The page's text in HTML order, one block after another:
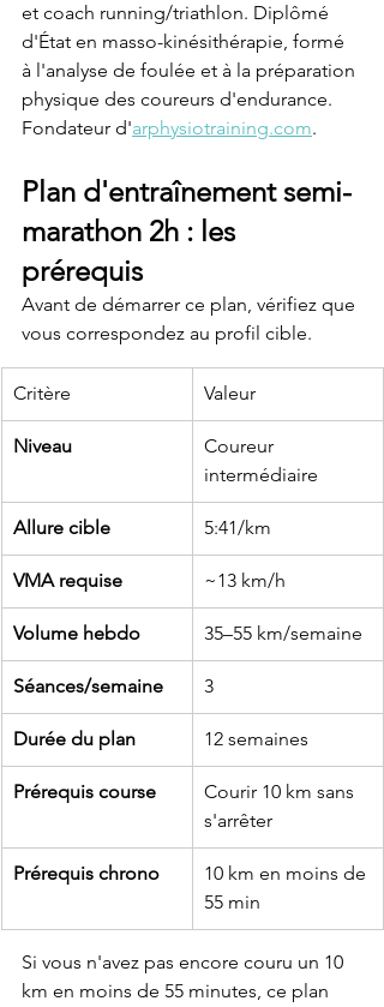
et coach running/triathlon. Diplômé
d'État en masso-kinésithérapie, formé
à l'analyse de foulée et à la préparation
physique des coureurs d'endurance.
Fondateur d'arphysiotraining.com.
Plan d'entraînement semi-
marathon 2h : les
prérequis
Avant de démarrer ce plan, vérifiez que
vous correspondez au profil cible.
Critère Valeur
Niveau
Coureur
intermédiaire
Allure cible 5:41/km
VMA requise ~13 km/h
Volume hebdo 35–55 km/semaine
Séances/semaine 3
Durée du plan 12 semaines
Prérequis course
Courir 10 km sans
s'arrêter
Prérequis chrono
10 km en moins de
55 min
Si vous n'avez pas encore couru un 10
km en moins de 55 minutes, ce plan